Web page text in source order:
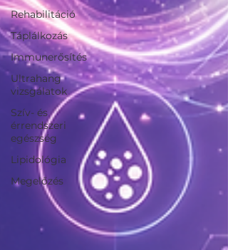
Rehabilitáció
Táplálkozás
Immunerősítés
Ultrahang
vizsgálatok
Szív- és
érrendszeri
egészség
Lipidológia
Megelőzés